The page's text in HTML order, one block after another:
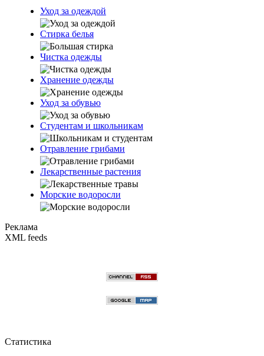
Уход за одеждой
Стирка белья
Чистка одежды
Хранение одежды
Уход за обувью
Студентам и школьникам
Отравление грибами
Лекарственные растения
Морские водоросли
Реклама
XML feeds
Статистика